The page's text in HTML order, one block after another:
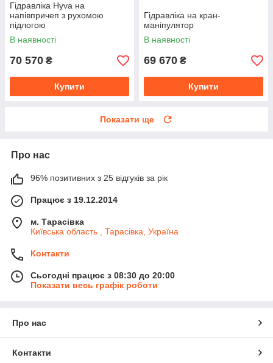
Гідравліка Hyva на
напівпричеп з рухомою
підлогою
В наявності
70 570 ₴
Купити
Гідравліка на кран-
маніпулятор
В наявності
69 670 ₴
Купити
Показати ще
Про нас
96% позитивних з 25 відгуків за рік
Працює з 19.12.2014
м. Тарасівка
Київська область , Тарасівка, Україна
Контакти
Сьогодні працює з 08:30 до 20:00
Показати весь графік роботи
Про нас
Контакти